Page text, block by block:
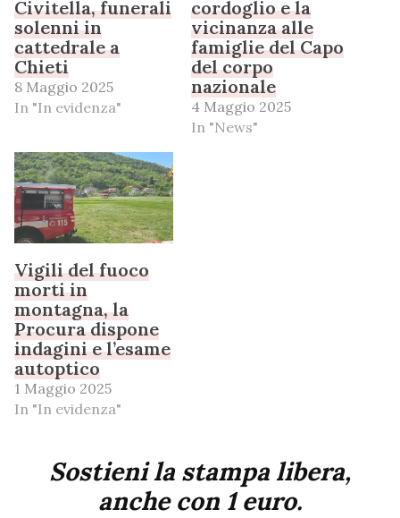
Civitella, funerali
solenni in
cattedrale a
Chieti
8 Maggio 2025
In "In evidenza"
cordoglio e la
vicinanza alle
famiglie del Capo
del corpo
nazionale
4 Maggio 2025
In "News"
Vigili del fuoco
morti in
montagna, la
Procura dispone
indagini e l’esame
autoptico
1 Maggio 2025
In "In evidenza"
Sostieni la stampa libera,
anche con 1 euro.